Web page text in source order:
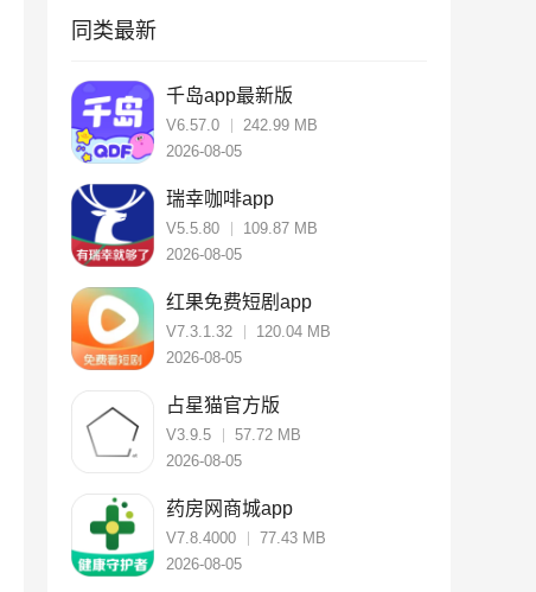
同类最新
千岛app最新版
V6.57.0
242.99 MB
2026-08-05
瑞幸咖啡app
V5.5.80
109.87 MB
2026-08-05
红果免费短剧app
V7.3.1.32
120.04 MB
2026-08-05
占星猫官方版
V3.9.5
57.72 MB
2026-08-05
药房网商城app
V7.8.4000
77.43 MB
2026-08-05